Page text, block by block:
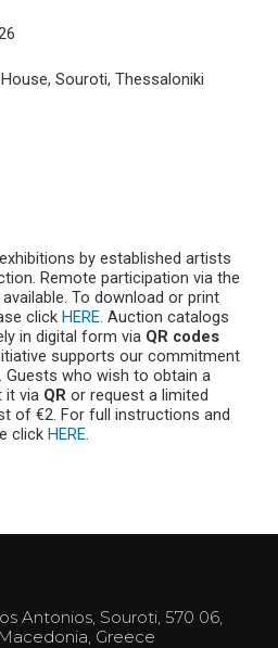
Souroti, Thessaloniki
by established artists
Remote participation via the
To download or print
click HERE. Auction catalogs
in digital form via QR codes
supports our commitment
Guests who wish to obtain a
it via QR or request a limited
of €2. For full instructions and
click HERE.
Antonios, Souroti, 570 06,
Greece